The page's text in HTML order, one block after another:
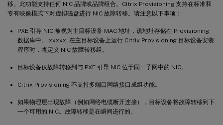
移。此功能支持任何 NIC 品牌或品牌组合。Citrix Provisioning 支持在标准和
专有映像模式下对虚拟磁盘进行 NIC 故障转移。请注意以下事项：
PXE 引导 NIC 被视为主目标设备 MAC 地址，该地址存储在 Provisioning
数据库中。 xxxxx - 在主目标设备上运行 Citrix Provisioning 目标设备安装
程序时，将定义 NIC 故障转移组。
目标设备仅故障转移到与 PXE 引导 NIC 位于同一子网中的 NIC。
Citrix Provisioning 不支持多端口网络接口成组功能。
如果物理层出现故障（例如网络电缆断开连接），目标设备将故障转移到下
一个可用的 NIC。故障转移是在瞬间进行的。